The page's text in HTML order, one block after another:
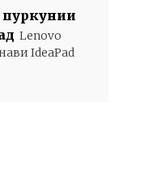
пуркунии
Lenovo
IdeaPad